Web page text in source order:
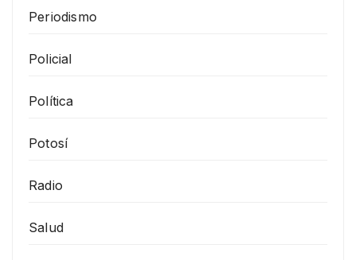
Periodismo
Policial
Política
Potosí
Radio
Salud